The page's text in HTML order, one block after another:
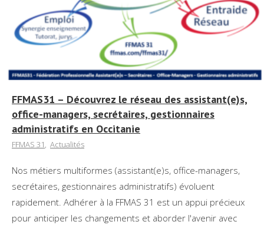
FFMAS31 – Découvrez le réseau des assistant(e)s,
office-managers, secrétaires, gestionnaires
administratifs en Occitanie
FFMAS 31, Actualités
Nos métiers multiformes (assistant(e)s, office-managers,
secrétaires, gestionnaires administratifs) évoluent
rapidement. Adhérer à la FFMAS 31 est un appui précieux
pour anticiper les changements et aborder l'avenir avec